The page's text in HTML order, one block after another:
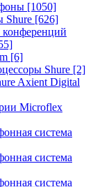
[1050]
Shure [626]
конференций
[6]
Shure [2]
Axient Digital
Microflex
система
система
система